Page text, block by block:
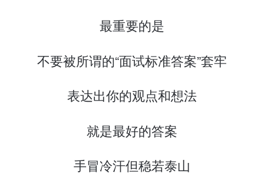
最重要的是
不要被所谓的“面试标准答案”套牢
表达出你的观点和想法
就是最好的答案
手冒冷汗但稳若泰山